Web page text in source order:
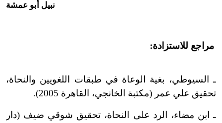
نبيل أبو عمشة
مراجع للاستزادة:
ـ السيوطي، بغية الوعاة في طبقات اللغويين والنحاة،
تحقيق علي عمر (مكتبة الخانجي، القاهرة 2005).
ـ ابن مضاء، الرد على النحاة، تحقيق شوقي ضيف (دار